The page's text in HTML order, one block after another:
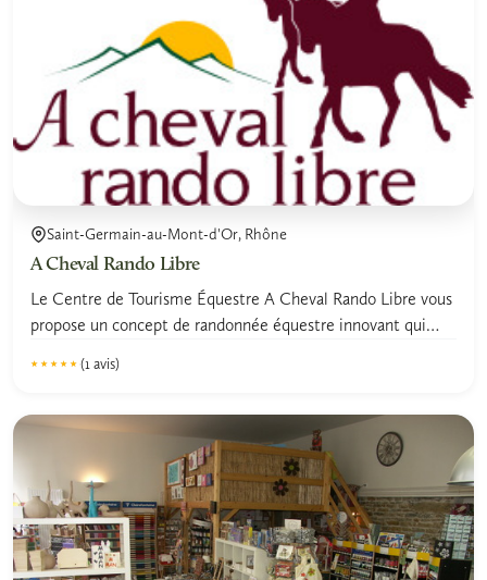
Saint-Germain-au-Mont-d'Or, Rhône
A Cheval Rando Libre
Le Centre de Tourisme Équestre A Cheval Rando Libre vous
propose un concept de randonnée équestre innovant qui
★★★★★
★★★★★ (1 avis)